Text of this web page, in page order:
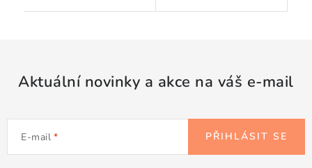
Aktuální novinky a akce na váš e-mail
E-mail PŘIHLÁSIT SE